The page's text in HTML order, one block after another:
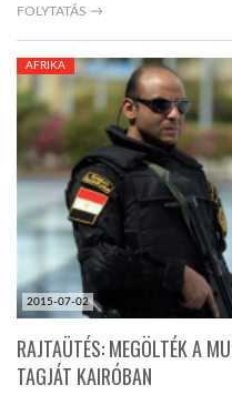
TROPICALMAGAZIN
GLOBOTV
AFRIKA TUDÁSTÁR
A NAP SZÉPE
FOLYTATÁS →
2015-07-02
AFRIKA
RAJTAÜTÉS: MEGÖLTÉK A
TAGJÁT KAIRÓBAN